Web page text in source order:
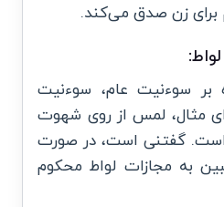
برای زن صدق می‌کند.
بر سوءنیت عام، سوءنیت
مثال، لمس از روی شهوت
گفتنی است، در صورت
به مجازات لواط محکوم